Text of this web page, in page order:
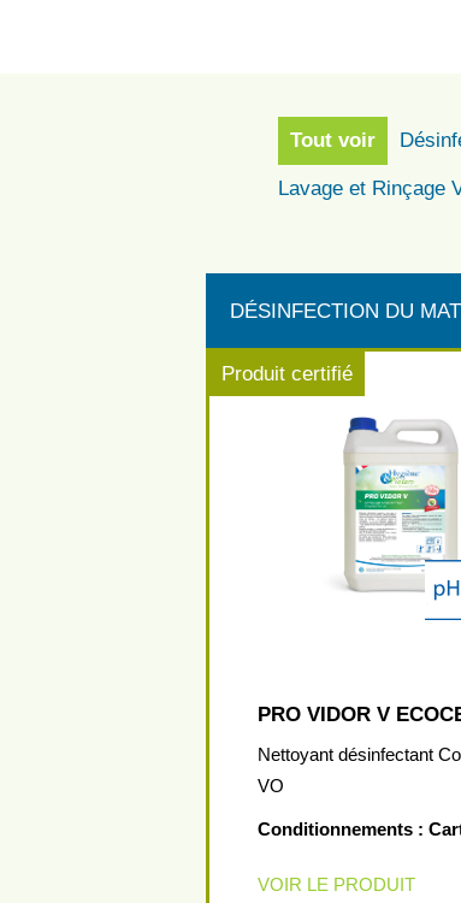
Tout voir
Lavage et Rinçage
DÉSINFECTION DU
Produit certifié
PRO VIDOR V
Nettoyant désinfectant
VO
Conditionnements :
VOIR LE PRODUIT